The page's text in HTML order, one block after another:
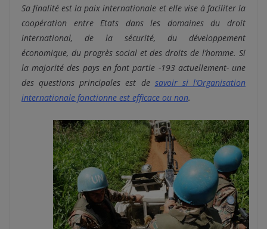
Sa finalité est la paix internationale et elle vise à faciliter la
coopération entre Etats dans les domaines du droit
international, de la sécurité, du développement
économique, du progrès social et des droits de l’homme. Si
la majorité des pays en font partie -193 actuellement- une
des questions principales est de savoir si l’Organisation
internationale fonctionne est efficace ou non.